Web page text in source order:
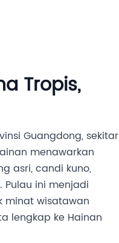
Tropis,
Guangdong, sekitar
menawarkan
asri, candi kuno,
ini menjadi
minat wisatawan
lengkap ke Hainan